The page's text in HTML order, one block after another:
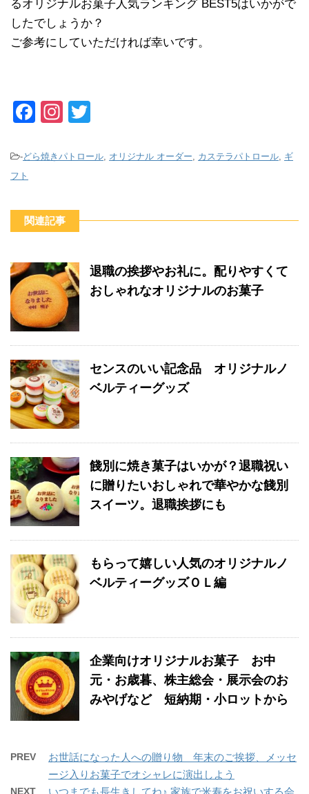
るオリジナルお菓子人気ランキング BEST5はいかがで
したでしょうか？
ご参考にしていただければ幸いです。
F
c
o
k
In
a
m
tt
-どら焼きパトロール オリジナル オーダー カステラパトロール ギ
フト
関連記事
退職の挨拶やお礼に。配りやすくて
おしゃれなオリジナルのお菓子
センスのいい記念品 オリジナルノ
ベルティーグッズ
餞別に焼き菓子はいかが？退職祝い
に贈りたいおしゃれで華やかな餞別
スイーツ。退職挨拶にも
もらって嬉しい人気のオリジナルノ
ベルティーグッズＯＬ編
企業向けオリジナルお菓子 お中
元・お歳暮、株主総会・展示会のお
みやげなど 短納期・小ロットから
PREV
お世話になった人への贈り物 年末のご挨拶、メッセ
ージ入りお菓子でオシャレに演出しよう
NEXT いつまでも長生きしてね♪ 家族で米寿をお祝いする会